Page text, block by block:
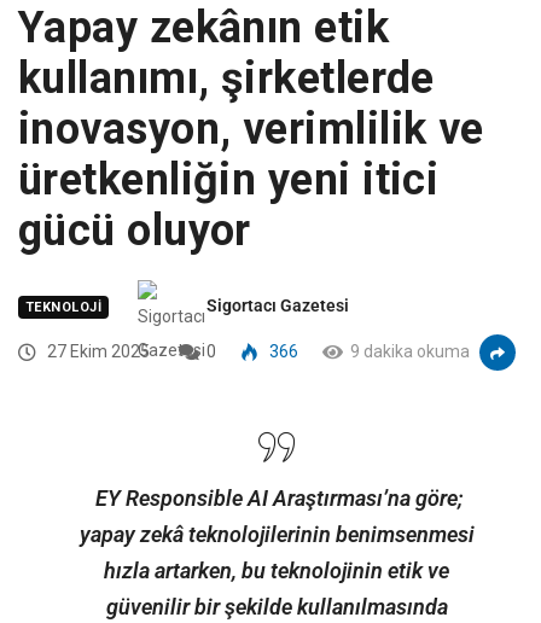
Yapay zekânın etik
kullanımı, şirketlerde
inovasyon, verimlilik ve
üretkenliğin yeni itici
gücü oluyor
TEKNOLOJI Sigortacı Gazetesi
27 Ekim 2025 0 366 9 dakika okuma
EY Responsible AI Araştırması’na göre;
yapay zekâ teknolojilerinin benimsenmesi
hızla artarken, bu teknolojinin etik ve
güvenilir bir şekilde kullanılmasında